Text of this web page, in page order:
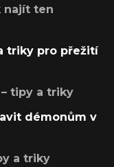
najít ten
triky pro přežití
tipy a triky
démonům v
a triky